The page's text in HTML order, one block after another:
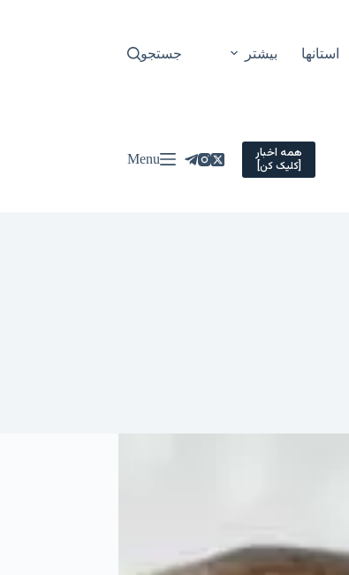
استانها بیشتر جستجو
همه اخبار
[کلیک کن] Menu